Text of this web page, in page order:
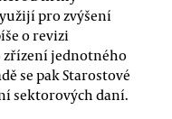
pro zvýšení
o revizi
zřízení jednotného
se pak Starostové
sektorových daní.